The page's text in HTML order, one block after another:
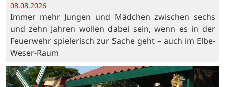
08.08.2026
Immer mehr Jungen und Mädchen zwischen sechs
und zehn Jahren wollen dabei sein, wenn es in der
Feuerwehr spielerisch zur Sache geht – auch im Elbe-
Weser-Raum